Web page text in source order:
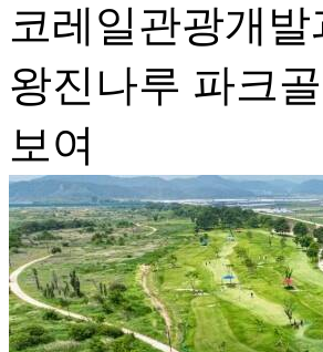
코레일관광개
왕진나루 파크
보여